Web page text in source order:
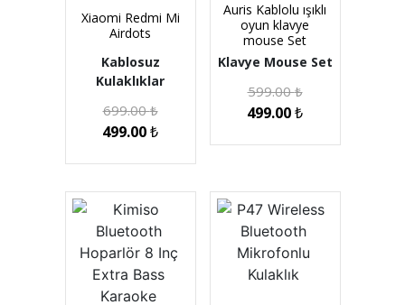
Xiaomi Redmi Mi
Airdots
Kablosuz
Kulaklıklar
699.00₺
499.00₺
Auris Kablolu ışıklı
oyun klavye
mouse Set
Klavye Mouse Set
599.00₺
499.00₺